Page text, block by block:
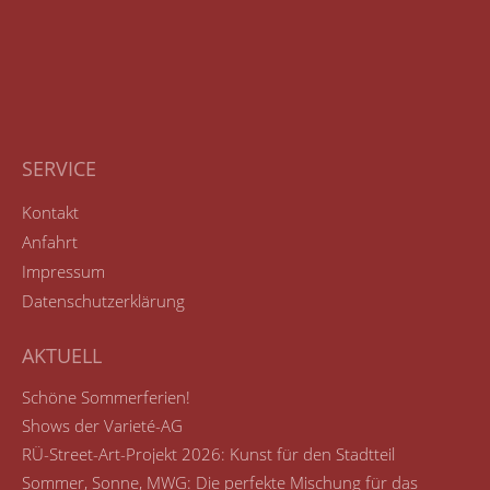
SERVICE
Kontakt
Anfahrt
Impressum
Datenschutzerklärung
AKTUELL
Schöne Sommerferien!
Shows der Varieté-AG
RÜ-Street-Art-Projekt 2026: Kunst für den Stadtteil
Sommer, Sonne, MWG: Die perfekte Mischung für das